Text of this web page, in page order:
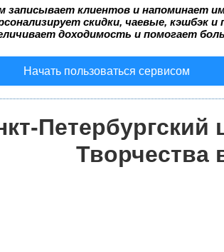
записывает клиентов и напоминает
скидки, чаевые, кэшбэк
доходимость и помогает
Начать пользоваться сервисом
Петербургский
Творчества